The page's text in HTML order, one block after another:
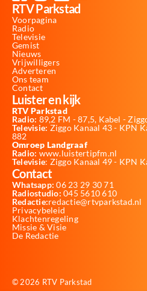
RTV Parkstad
Voorpagina
Radio
Televisie
Gemist
Nieuws
Vrijwilligers
Adverteren
Ons team
Contact
Luister en kijk
RTV Parkstad
Radio: 89,2 FM - 87,5, Kabel -
Televisie: Ziggo Kanaal 43 - KPN
882
Omroep Landgraaf
Radio: www.luistertipfm.nl
Televisie: Ziggo Kanaal 49 - KPN
Contact
Whatsapp: 06 23 29 30 71
Radiostudio: 045 5610 610
Redactie:redactie@rtvparkstad.nl
Privacybeleid
Klachtenregeling
Missie & Visie
De Redactie
© 2026 RTV Parkstad